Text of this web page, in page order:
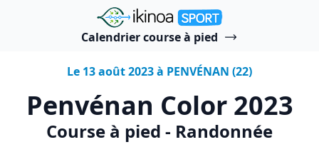
"Ikinoa Sport"
Calendrier course à pied
Le 13 août 2023 à PENVÉNAN (22)
Penvénan Color 2023
Course à pied - Randonnée